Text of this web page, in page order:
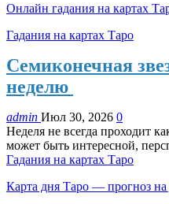
Онлайн гадания на картах
Гадания на картах Таро
Семиконечная
неделю
admin Июл 30, 2026 0
Неделя не всегда проходит
может быть интересной,
Гадания на картах Таро
Карта дня Таро — прогноз на